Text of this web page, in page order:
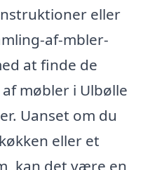
eller
af-mbler-
at finde de
møbler i Ulbølle
Uanset om du
eller et
kan det være en